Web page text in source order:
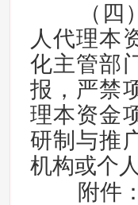
（
人代理本
化主管部
报，严禁
理本资金
研制与推
机构或个
附件：